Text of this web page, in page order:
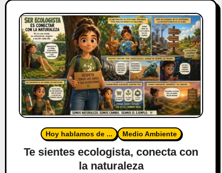
Hoy hablamos de ... Medio Ambiente
Te sientes ecologista, conecta con
la naturaleza